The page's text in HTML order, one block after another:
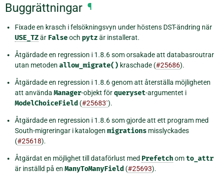
Buggrättningar ¶
Fixade en krasch i felsökningsvyn under höstens DST-ändring när
USE_TZär Falseoch pytzär installerat.
Åtgärdade en regression i 1.8.6 som orsakade att databasroutrar
utan metoden allow_migrate() kraschade (#25686).
Åtgärdade en regression i 1.8.6 genom att återställa möjligheten
att använda Manager-objekt förqueryset-argumentet i
ModelChoiceField (#25683`).
Åtgärdade en regression i 1.8.6 som gjorde att ett program med
South-migreringar i katalogen migrations misslyckades
(#25618).
Åtgärdat en möjlighet till dataförlust med Prefetchomto_attr
är inställd på en ManyToManyField (#25693).